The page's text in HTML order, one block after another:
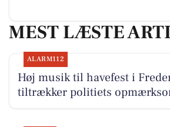
MEST LÆSTE
ALARM112
Høj musik til havefest i
tiltrækker politiets